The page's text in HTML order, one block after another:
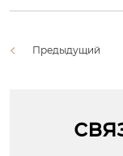
Предыдущий